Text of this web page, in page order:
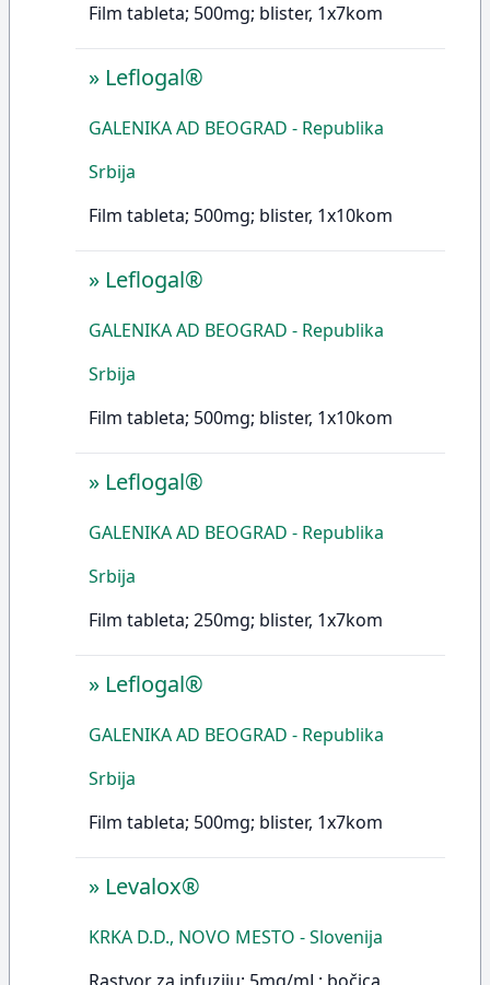
Film tableta; 500mg; blister, 1x7kom
» Leflogal®
GALENIKA AD BEOGRAD - Republika
Srbija
Film tableta; 500mg; blister, 1x10kom
» Leflogal®
GALENIKA AD BEOGRAD - Republika
Srbija
Film tableta; 500mg; blister, 1x10kom
» Leflogal®
GALENIKA AD BEOGRAD - Republika
Srbija
Film tableta; 250mg; blister, 1x7kom
» Leflogal®
GALENIKA AD BEOGRAD - Republika
Srbija
Film tableta; 500mg; blister, 1x7kom
» Levalox®
KRKA D.D., NOVO MESTO - Slovenija